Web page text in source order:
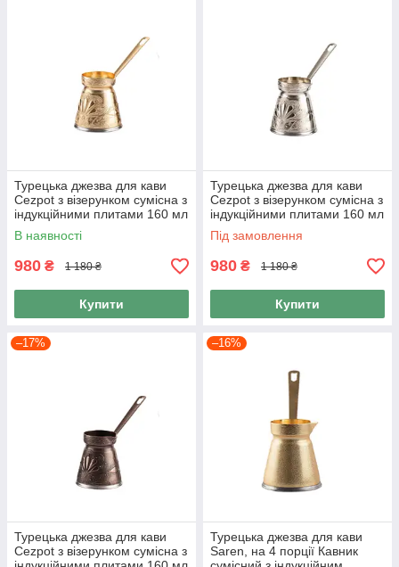
Турецька джезва для кави
Cezpot з візерунком сумісна з
індукційними плитами 160 мл
колір Золото
В наявності
980 ₴ 1 180 ₴
Купити
Турецька джезва для кави
Cezpot з візерунком сумісна з
індукційними плитами 160 мл
колір Хром
Під замовлення
980 ₴ 1 180 ₴
Купити
–17%
Турецька джезва для кави
Cezpot з візерунком сумісна з
–16%
Турецька джезва для кави
Saren, на 4 порції Кавник